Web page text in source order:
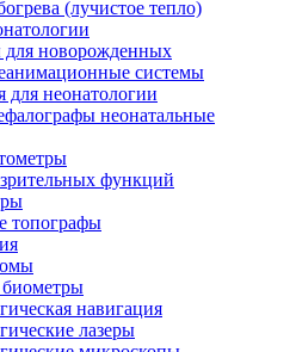
(лучистое тепло)
новорожденных
системы
для неонатологии
неонатальные
функций
топографы
навигация
лазеры